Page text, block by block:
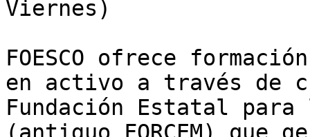
Viernes)
FOESCO ofrece
en activo a través de
Fundación Estatal para